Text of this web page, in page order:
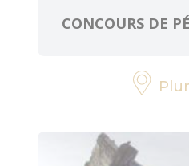
CONCOURS DE